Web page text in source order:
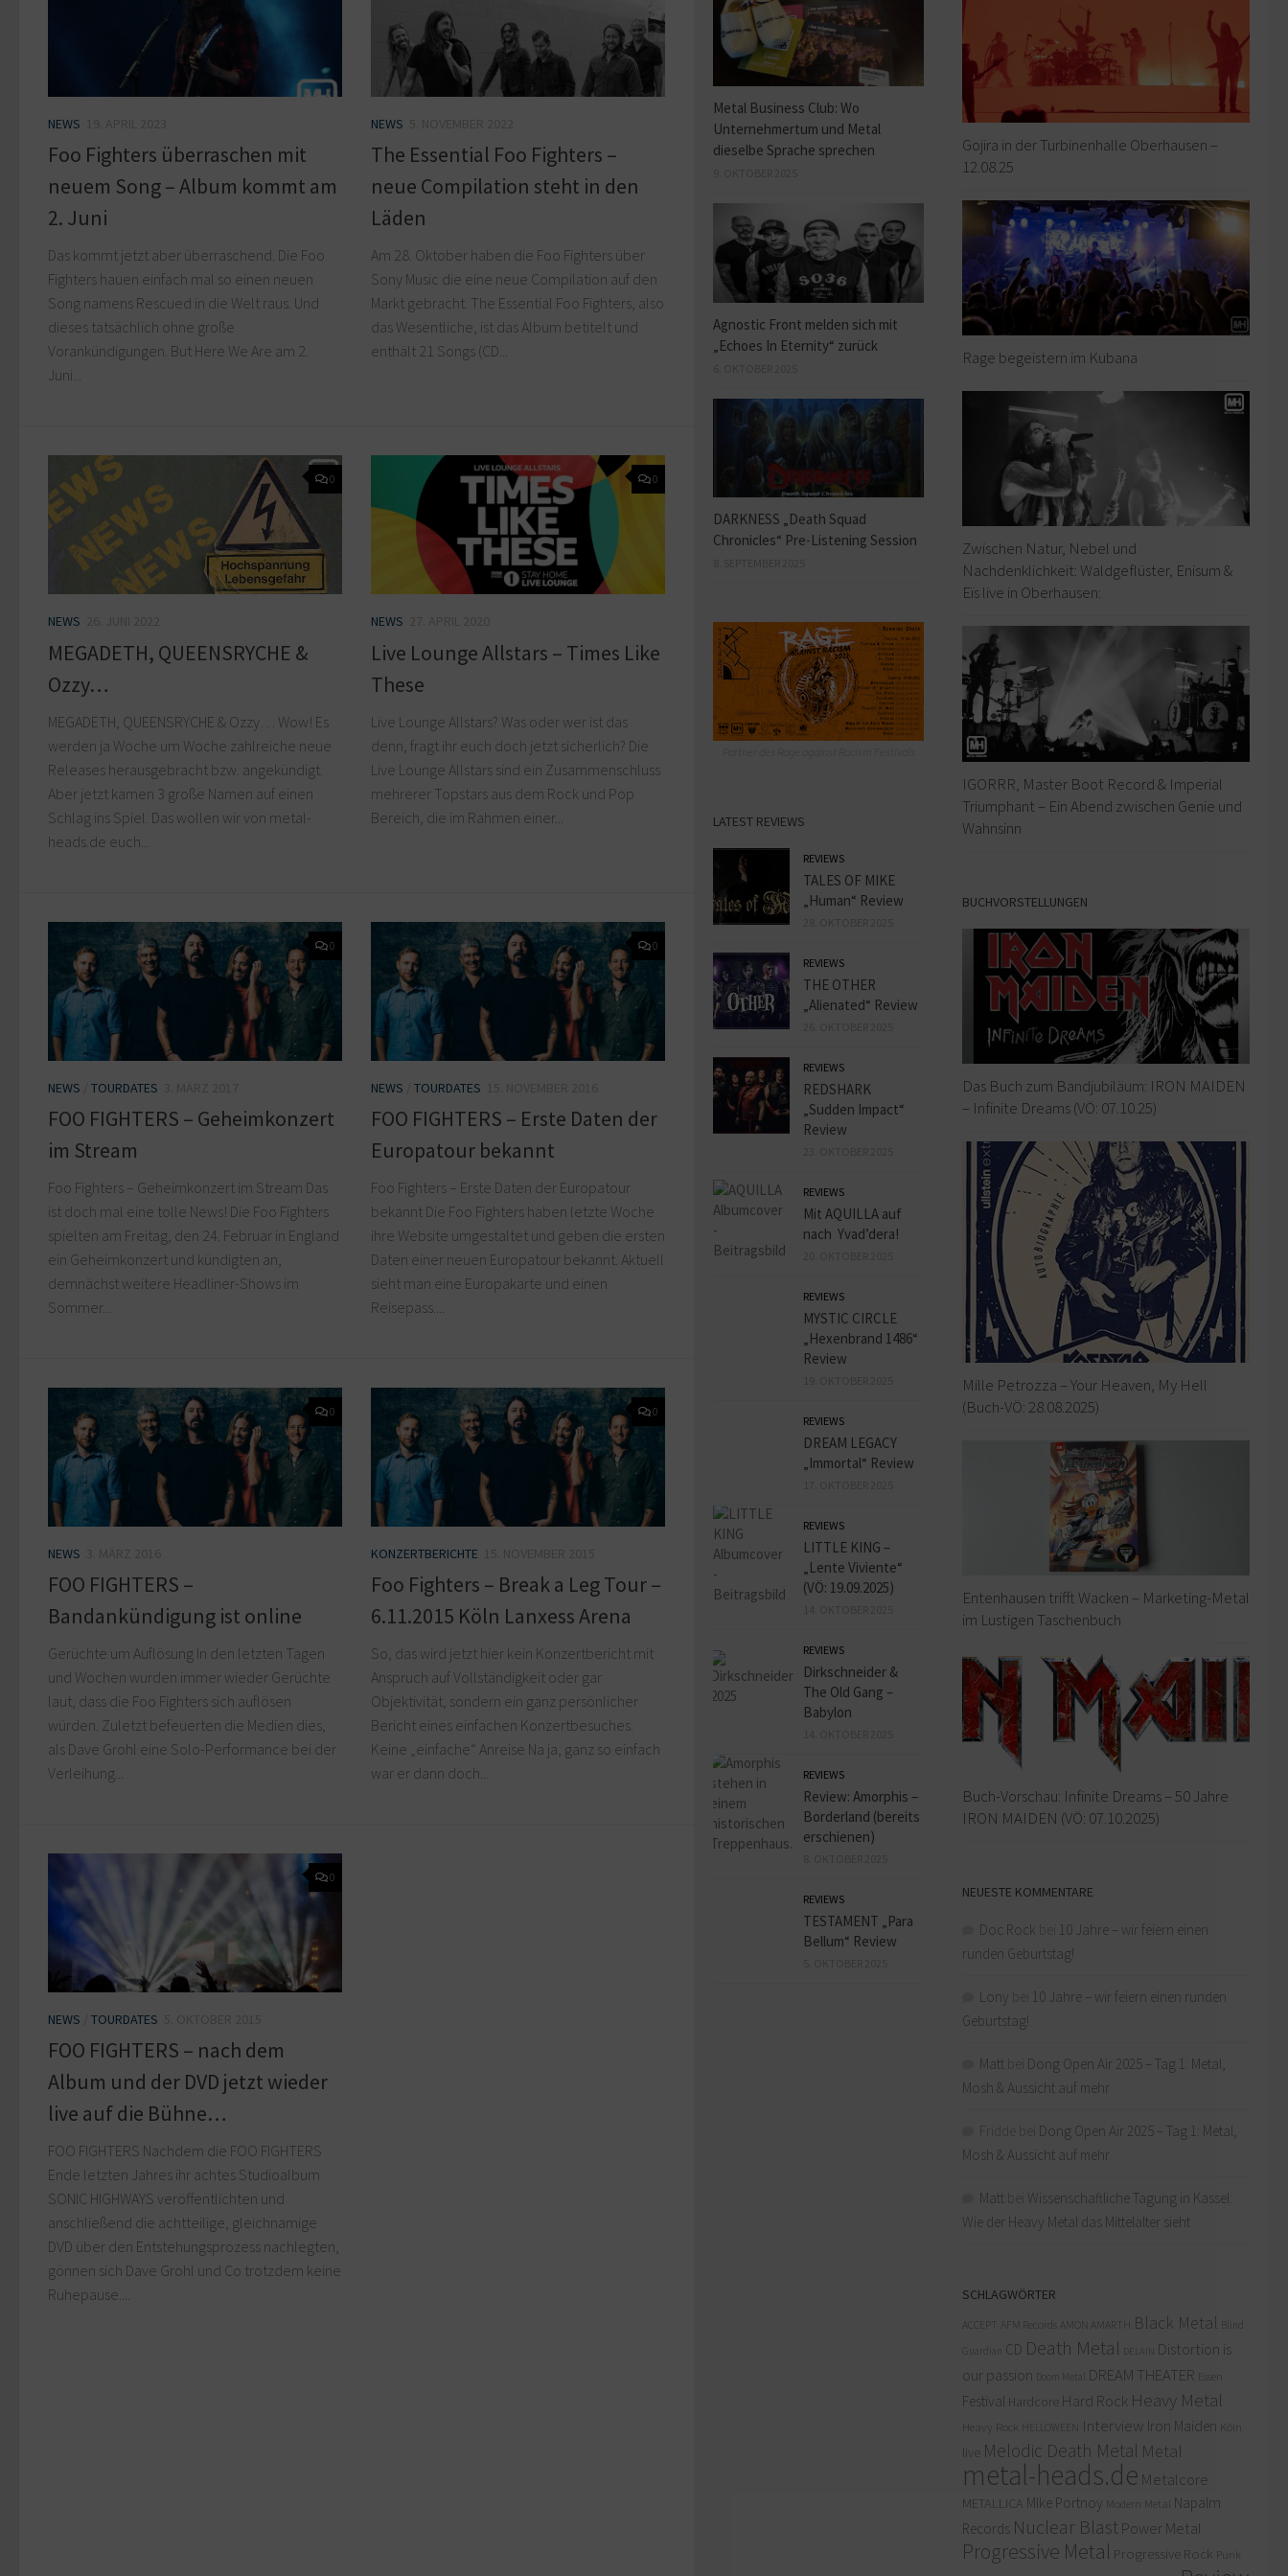
NEWS
Foo Fighters überraschen mit
neuem Song – Album kommt am
2. Juni
Das kommt jetzt aber überraschend. Die Foo
Fighters hauen einfach mal so einen neuen
Song namens Rescued in die Welt raus. Und
dieses tatsächlich ohne große
Vorankündigungen. But Here We Are am 2.
Juni...
NEWS
The Essential Foo Fighters –
neue Compilation steht in den
Läden
Am 28. Oktober haben die Foo Fighters über
Sony Music die eine neue Compilation auf den
Markt gebracht. The Essential Foo Fighters, also
das Wesentliche, ist das Album betitelt und
enthält 21 Songs (CD...
0
NEWS
MEGADETH, QUEENSRYCHE &
Ozzy…
MEGADETH, QUEENSRYCHE & Ozzy… Wow! Es
werden ja Woche um Woche zahlreiche neue
Releases herausgebracht bzw. angekündigt.
Aber jetzt kamen 3 große Namen auf einen
Schlag ins Spiel. Das wollen wir von metal-
heads.de euch...
0
NEWS
Live Lounge Allstars – Times Like
These
Live Lounge Allstars? Was oder wer ist das
denn, fragt ihr euch doch jetzt sicherlich? Die
Live Lounge Allstars sind ein Zusammenschluss
mehrerer Topstars aus dem Rock und Pop
Bereich, die im Rahmen einer...
0
NEWS TOURDATES
FOO FIGHTERS – Geheimkonzert
im Stream
Foo Fighters – Geheimkonzert im Stream Das
ist doch mal eine tolle News! Die Foo Fighters
spielten am Freitag, den 24. Februar in England
ein Geheimkonzert und kündigten an,
demnächst weitere Headliner-Shows im
Sommer...
0
NEWS TOURDATES
FOO FIGHTERS – Erste Daten der
Europatour bekannt
Foo Fighters – Erste Daten der Europatour
bekannt Die Foo Fighters haben letzte Woche
ihre Website umgestaltet und geben die ersten
Daten einer neuen Europatour bekannt. Aktuell
sieht man eine Europakarte und einen
Reisepass....
0
NEWS
FOO FIGHTERS –
Bandankündigung ist online
Gerüchte um Auflösung In den letzten Tagen
und Wochen wurden immer wieder Gerüchte
laut, dass die Foo Fighters sich auflösen
würden. Zuletzt befeuerten die Medien dies,
als Dave Grohl eine Solo-Performance bei der
Verleihung...
0
KONZERTBERICHTE
Foo Fighters – Break a Leg Tour –
6.11.2015 Köln Lanxess Arena
So, das wird jetzt hier kein Konzertbericht mit
Anspruch auf Vollständigkeit oder gar
Objektivität, sondern ein ganz persönlicher
Bericht eines einfachen Konzertbesuches.
Keine „einfache“ Anreise Na ja, ganz so einfach
war er dann doch...
0
NEWS TOURDATES
FOO FIGHTERS – nach dem
Album und der DVD jetzt wieder
live auf die Bühne…
FOO FIGHTERS Nachdem die FOO FIGHTERS
Ende letzten Jahres ihr achtes Studioalbum
SONIC HIGHWAYS veröffentlichten und
anschließend die achtteilige, gleichnamige
DVD über den Entstehungsprozess nachlegten,
gönnen sich Dave Grohl und Co trotzdem keine
Ruhepause....
Gojira in der Turbinenhalle Oberhausen –
12.08.25
Rage begeistern im Kubana
Zwischen Natur, Nebel und
Nachdenklichkeit: Waldgeflüster, Enisum &
Eïs live in Oberhausen:
IGORRR, Master Boot Record & Imperial
Triumphant – Ein Abend zwischen Genie und
Wahnsinn
BUCHVORSTELLUNGEN
Das Buch zum Bandjubiläum: IRON MAIDEN
– Infinite Dreams (VÖ: 07.10.25)
Mille Petrozza – Your Heaven, My Hell
(Buch-VÖ: 28.08.2025)
Entenhausen trifft Wacken – Marketing-Metal
im Lustigen Taschenbuch
Buch-Vorschau: Infinite Dreams – 50 Jahre
IRON MAIDEN (VÖ: 07.10.2025)
NEUESTE KOMMENTARE
Doc Rock
10 Jahre – wir feiern einen
runden Geburtstag!
Lony
10 Jahre – wir feiern einen runden
Geburtstag!
Matt
Dong Open Air 2025 – Tag 1: Metal,
Mosh & Aussicht auf mehr
Dong Open Air 2025 – Tag 1: Metal,
Mosh & Aussicht auf mehr
Matt
Wissenschaftliche Tagung in Kassel:
Wie der Heavy Metal das Mittelalter sieht
SCHLAGWÖRTER
ACCEPT AFM Records AMON AMARTH Black Metal
Blind
CD Death Metal
Distortion is
our passion
Doom Metal DREAM THEATER
Festival Hardcore Hard Rock Heavy Metal
Heavy Rock HELLOWEEN Interview Iron Maiden Köln
live Melodic Death Metal Metal
metal-heads.de Metalcore
METALLICA MIke Portnoy Modern Metal Napalm
Records Nuclear Blast Power Metal
Progressive Metal Progressive Rock Punk
Metal Business Club: Wo
Unternehmertum und Metal
dieselbe Sprache sprechen
Agnostic Front melden sich mit
„Echoes In Eternity“ zurück
DARKNESS „Death Squad
Chronicles“ Pre-Listening Session
LATEST REVIEWS
REVIEWS
TALES OF MIKE
„Human“ Review
REVIEWS
THE OTHER
„Alienated“ Review
REVIEWS
REDSHARK
„Sudden Impact“
Review
REVIEWS
Mit AQUILLA auf
nach Yvad’dera!
REVIEWS
MYSTIC CIRCLE
„Hexenbrand 1486“
Review
REVIEWS
DREAM LEGACY
„Immortal“ Review
REVIEWS
LITTLE KING –
„Lente Viviente“
(VÖ: 19.09.2025)
REVIEWS
Dirkschneider &
The Old Gang –
Babylon
REVIEWS
Review: Amorphis –
Borderland (bereits
erschienen)
REVIEWS
TESTAMENT „Para
Bellum“ Review